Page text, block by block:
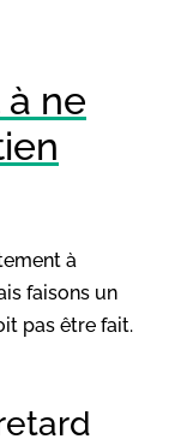
ne
à
faisons un
pas être fait.